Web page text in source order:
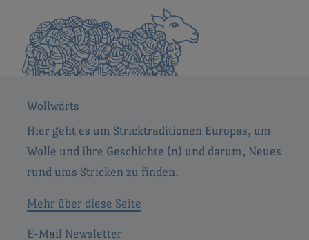
Wollwärts
Hier geht es um Stricktraditionen Europas, um
Wolle und ihre Geschichte (n) und darum, Neues
rund ums Stricken zu finden.
Mehr über diese Seite
E-Mail Newsletter